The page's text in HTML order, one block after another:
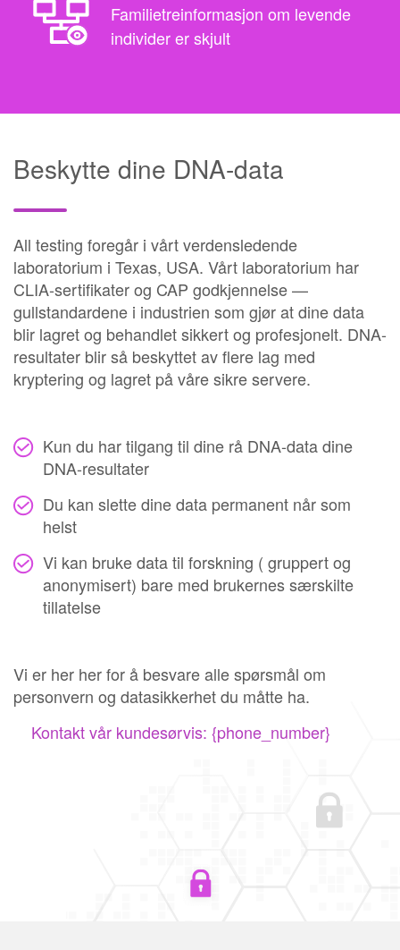
Familietreinformasjon om levende
individer er skjult
Beskytte dine DNA-data
All testing foregår i vårt verdensledende
laboratorium i Texas, USA. Vårt laboratorium har
CLIA-sertifikater og CAP godkjennelse —
gullstandardene i industrien som gjør at dine data
blir lagret og behandlet sikkert og profesjonelt. DNA-
resultater blir så beskyttet av flere lag med
kryptering og lagret på våre sikre servere.
Kun du har tilgang til dine rå DNA-data dine
DNA-resultater
Du kan slette dine data permanent når som
helst
Vi kan bruke data til forskning ( gruppert og
anonymisert) bare med brukernes særskilte
tillatelse
Vi er her her for å besvare alle spørsmål om
personvern og datasikkerhet du måtte ha.
Kontakt vår kundesørvis: {phone_number}